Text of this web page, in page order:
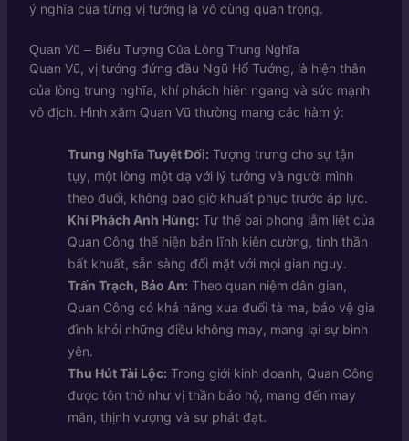
ý nghĩa của từng vị tướng là vô cùng quan trọng.
Quan Vũ – Biểu Tượng Của Lòng Trung Nghĩa
Quan Vũ, vị tướng đứng đầu Ngũ Hổ Tướng, là hiện thân
của lòng trung nghĩa, khí phách hiên ngang và sức mạnh
vô địch. Hình xăm Quan Vũ thường mang các hàm ý:
Trung Nghĩa Tuyệt Đối: Tượng trưng cho sự tận
tụy, một lòng một dạ với lý tưởng và người mình
theo đuổi, không bao giờ khuất phục trước áp lực.
Khí Phách Anh Hùng: Tư thế oai phong lẫm liệt của
Quan Công thể hiện bản lĩnh kiên cường, tinh thần
bất khuất, sẵn sàng đối mặt với mọi gian nguy.
Trấn Trạch, Bảo An: Theo quan niệm dân gian,
Quan Công có khả năng xua đuổi tà ma, bảo vệ gia
đình khỏi những điều không may, mang lại sự bình
yên.
Thu Hút Tài Lộc: Trong giới kinh doanh, Quan Công
được tôn thờ như vị thần bảo hộ, mang đến may
mắn, thịnh vượng và sự phát đạt.